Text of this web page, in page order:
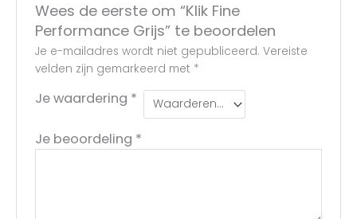
Wees de eerste om “Klik Fine
Performance Grijs” te beoordelen
Je e-mailadres wordt niet gepubliceerd. Vereiste
velden zijn gemarkeerd met *
Je waardering *
Je beoordeling *